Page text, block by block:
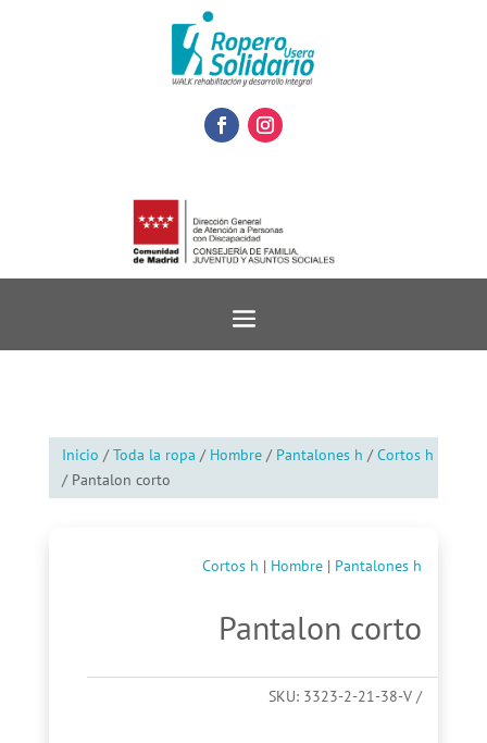
Inicio /Toda la ropa / Hombre/ Pantalones h /Cortos h
/ Pantalon corto
Cortos h | Hombre | Pantalones h
Pantalon corto
SKU: 3323-2-21-38-V